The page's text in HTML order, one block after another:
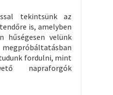
tekintsünk az
is, amelyben
hűségesen velünk
fordulni, mint
napraforgók